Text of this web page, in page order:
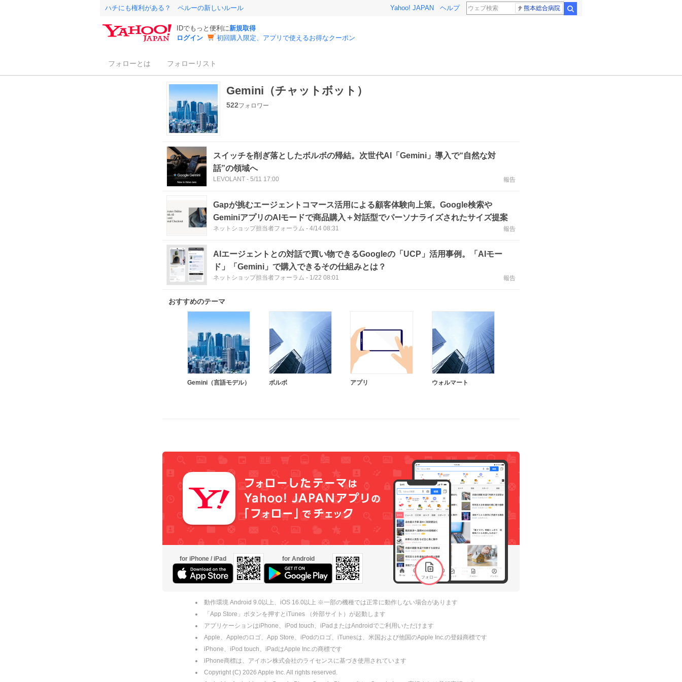
ハチにも権利がある？ ペルーの新しいルール Yahoo! JAPAN ヘルプ 熊本総合病院
IDでもっと便利に新規取得
ログイン
初回購入限定、アプリで使えるお得なクーポン
フォローとは フォローリスト
Gemini（チャットボット）
522フォロワー
スイッチを削ぎ落としたボルボの帰結。次世代AI「Gemini」導入で“自然な対
話”の領域へ
LEVOLANT - 5/11 17:00 報告
Gapが挑むエージェントコマース活用による顧客体験向上策。Google検索や
GeminiアプリのAIモードで商品購入＋対話型でパーソナライズされたサイズ提案
ネットショップ担当者フォーラム - 4/14 08:31 報告
AIエージェントとの対話で買い物できるGoogleの「UCP」活用事例。「AIモー
ド」「Gemini」で購入できるその仕組みとは？
ネットショップ担当者フォーラム - 1/22 08:01 報告
おすすめのテーマ
Gemini（言語モデル） ボルボ アプリ ウォルマート
for iPhone / iPad for Android
動作環境 Android 9.0以上、iOS 16.0以上 ※一部の機種では正常に動作しない場合があります
「App Store」ボタンを押すとiTunes （外部サイト）が起動します
アプリケーションはiPhone、iPod touch、iPadまたはAndroidでご利用いただけます
Apple、Appleのロゴ、App Store、iPodのロゴ、iTunesは、米国および他国のApple Inc.の登録商標です
iPhone、iPod touch、iPadはApple Inc.の商標です
iPhone商標は、アイホン株式会社のライセンスに基づき使用されています
Copyright (C) 2026 Apple Inc. All rights reserved.